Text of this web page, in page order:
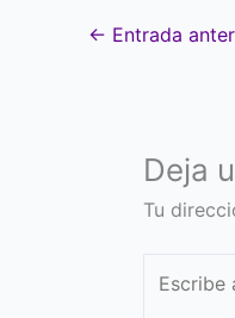
← Entrada
Deja
Tu
aquí...